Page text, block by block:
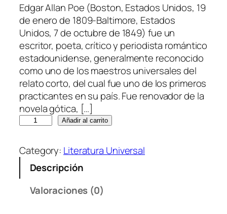
p
r
e
c
i
o
o
r
i
g
n
a
l
e
p
r
e
c
i
o
a
c
t
u
l
e
s
:
$
Edgar Allan Poe (Boston, Estados Unidos, 19
de enero de 1809-Baltimore, Estados
Unidos, 7 de octubre de 1849) fue un
escritor, poeta, crítico y periodista romántico​
estadounidense, generalmente reconocido
como uno de los maestros universales del
relato corto, del cual fue uno de los primeros
practicantes en su país. Fue renovador de la
novela gótica, […]
n
a
Añadir al carrito
Category: Literatura Universal
Descripción
Valoraciones (0)